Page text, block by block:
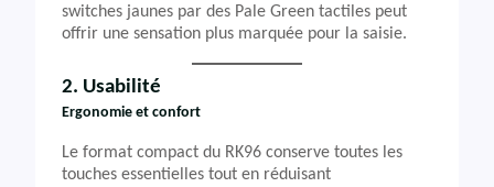
switches jaunes par des Pale Green tactiles peut
offrir une sensation plus marquée pour la saisie.
2. Usabilité
Ergonomie et confort
Le format compact du RK96 conserve toutes les
touches essentielles tout en réduisant